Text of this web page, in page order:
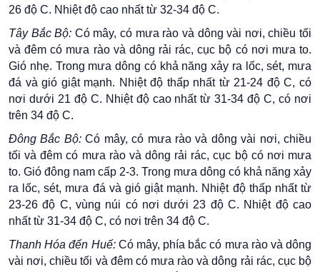
26 độ C. Nhiệt độ cao nhất từ 32-34 độ C.
Tây Bắc Bộ: Có mây, có mưa rào và dông vài nơi, chiều tối
và đêm có mưa rào và dông rải rác, cục bộ có nơi mưa to.
Gió nhẹ. Trong mưa dông có khả năng xảy ra lốc, sét, mưa
đá và gió giật mạnh. Nhiệt độ thấp nhất từ 21-24 độ C, có
nơi dưới 21 độ C. Nhiệt độ cao nhất từ 31-34 độ C, có nơi
trên 34 độ C.
Đông Bắc Bộ:Có mây, có mưa rào và dông vài nơi, chiều
tối và đêm có mưa rào và dông rải rác, cục bộ có nơi mưa
to. Gió đông nam cấp 2-3. Trong mưa dông có khả năng xảy
ra lốc, sét, mưa đá và gió giật mạnh. Nhiệt độ thấp nhất từ
23-26 độ C, vùng núi có nơi dưới 23 độ C. Nhiệt độ cao
nhất từ 31-34 độ C, có nơi trên 34 độ C.
Thanh Hóa đến Huế:Có mây, phía bắc có mưa rào và dông
vài nơi, chiều tối và đêm có mưa rào và dông rải rác, cục bộ